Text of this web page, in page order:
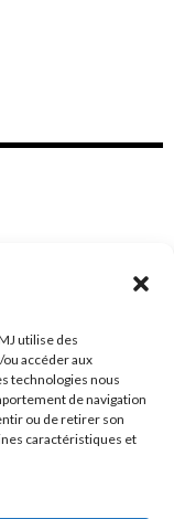
utilise des
accéder aux
technologies nous
de navigation
ou de retirer son
caractéristiques et